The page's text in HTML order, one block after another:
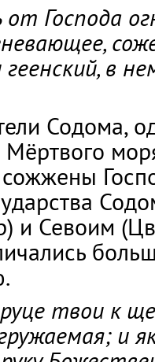
Господа
геенский, в
Содома,
и Севоим
твои к
и